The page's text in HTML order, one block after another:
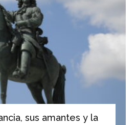
sus amantes y la